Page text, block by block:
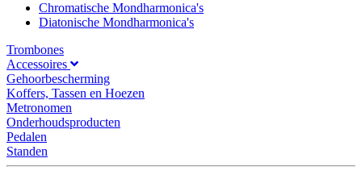
Chromatische Mondharmonica's
Diatonische Mondharmonica's
Trombones
Accessoires
Gehoorbescherming
Koffers, Tassen en Hoezen
Metronomen
Onderhoudsproducten
Pedalen
Standen